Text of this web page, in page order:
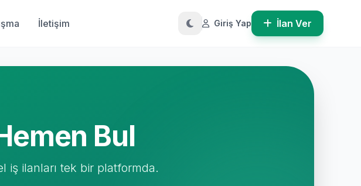
İletişim Giriş Yap İlan Ver
Bul
iş ilanları tek bir platformda.